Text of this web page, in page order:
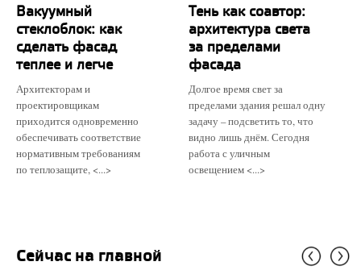
Вакуумный
стеклоблок: как
сделать фасад
теплее и легче
Архитекторам и
проектировщикам
приходится одновременно
обеспечивать соответствие
нормативным требованиям
по теплозащите, <...>
Тень как соавтор:
архитектура света
за пределами
фасада
Долгое время свет за
пределами здания решал одну
задачу – подсветить то, что
видно лишь днём. Сегодня
работа с уличным
освещением <...>
Сейчас на главной